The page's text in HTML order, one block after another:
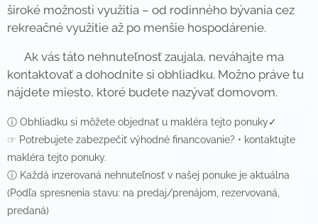
široké možnosti využitia – od rodinného bývania cez
rekreačné využitie až po menšie hospodárenie.
📞 Ak vás táto nehnuteľnosť zaujala, neváhajte ma
kontaktovať a dohodnite si obhliadku. Možno práve tu
nájdete miesto, ktoré budete nazývať domovom.
ⓘ Obhliadku si môžete objednať u makléra tejto ponuky✓
☞ Potrebujete zabezpečiť výhodné financovanie? • kontaktujte
makléra tejto ponuky.
ⓘ Každá inzerovaná nehnuteľnosť v našej ponuke je aktuálna
(Podľa spresnenia stavu: na predaj/prenájom, rezervovaná,
predaná)